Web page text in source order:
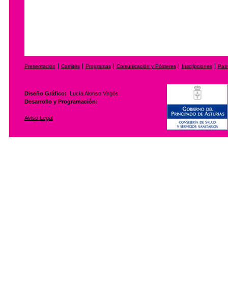
Presentación Comités Programas Comunicación y Pósteres Inscripciones
Diseño Gráfico: Lucía Alonso Virgós
Desarrollo y Programación:
Aviso Legal